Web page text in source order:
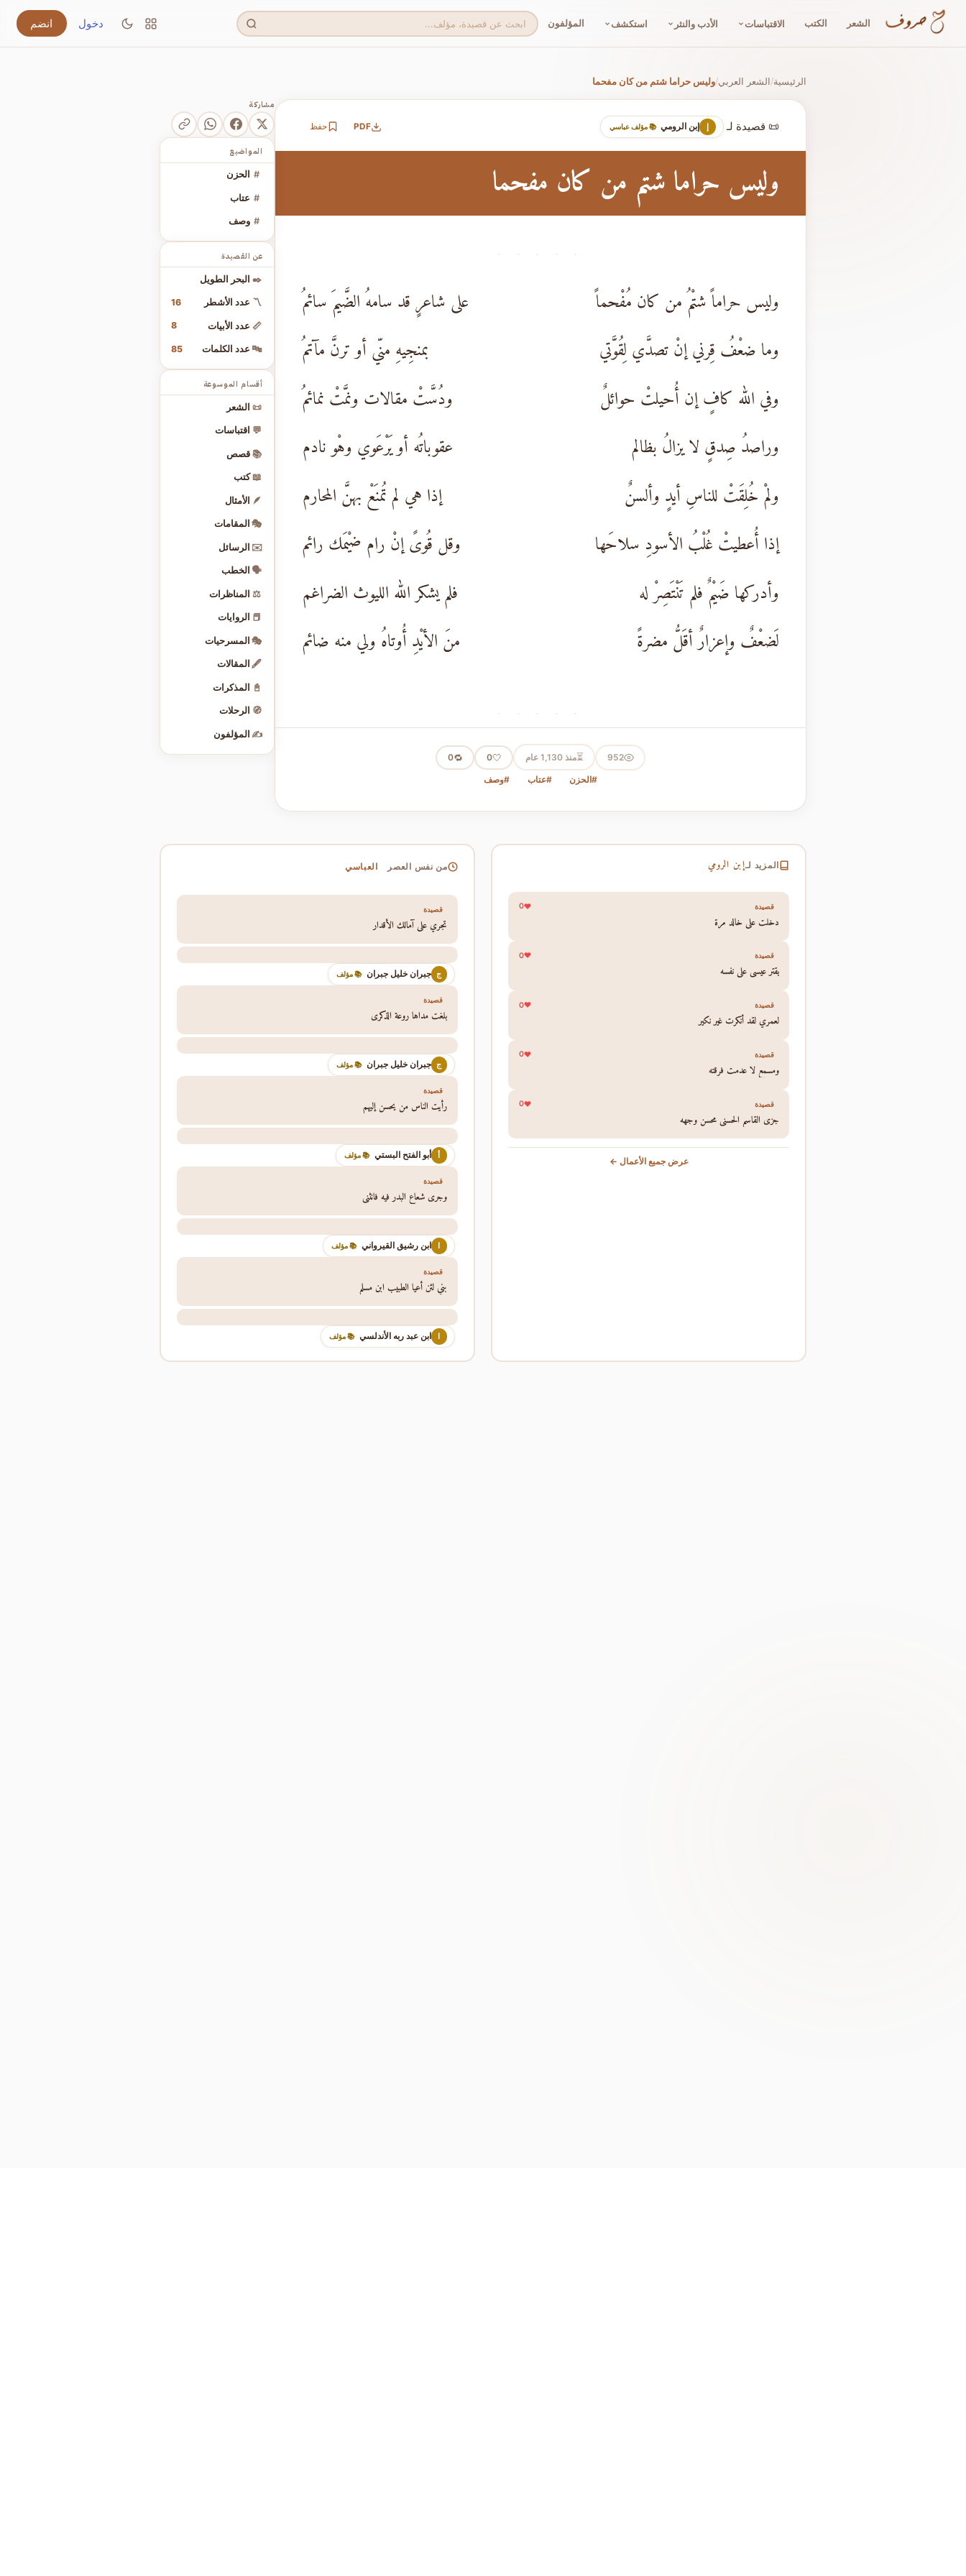
الشعر الكتب الاقتباسات الأدب والنثر استكشف المؤلفون دخول انضم
الرئيسية/الشعر العربي/وليس حراما شتم من كان مفحما
📜 قصيدة لـ إ إبن الرومي 📚 مؤلف عباسي PDF حفظ
وليس حراما شتم من كان مفحما
· · · · ·
وليس حراماً شتْمُ من كان مُفْحماً
على شاعرٍ قد سامهُ الضَّيمَ سائمُ
وما ضعْفُ قِرني إنْ تصدَّي لِقُوَّتي
بمنجِيهِ منّي أو ترنَّ مآتمُ
وفي الله كافٍ إن أُحيلتْ حوائلٌ
ودُسَّتْ مقالات ونمَّتْ نمائمُ
وراصدُ صِدقٍ لا يزالُ بظالم
عقوباتُه أو يَرْعَوي وهْو نادم
ولمْ خُلِقَتْ للناسِ أيدٍ وألسنٌ
إذا هي لم تُمنَعْ بهنَّ المحارم
إذا أُعطيتْ غُلْبُ الأسودِ سلاحَها
وقل قُوىً إنْ رام ضيْمَك رائم
وأدركها ضَيْمٌ فلم تَنْتَصِرْ له
فلم يشكر الله الليوث الضراغم
لَضعْفٌ وإعزارٌ أقَلُّ مضرةً
منَ الأيْدِ أُوتاهُ ولي منه ضائم
· · · · ·
952
⏳منذ 1,130 عام 🤍
0
🔁
0
#الحزن #عتاب #وصف
مشاركة
المواضيع
# الحزن
# عتاب
# وصف
عن القصيدة
✒️ البحر الطويل
〽️ عدد الأشطر 16
📏 عدد الأبيات 8
🔤 عدد الكلمات 85
أقسام الموسوعة
📜 الشعر
💬 اقتباسات
📚 قصص
📖 كتب
🪶 الأمثال
🎭 المقامات
✉️ الرسائل
🗣️ الخطب
⚖️ المناظرات
📕 الروايات
🎭 المسرحيات
🖋️ المقالات
📓 المذكرات
🧭 الرحلات
✍️ المؤلفون
المزيد لـإبن الرومي
قصيدة 0
دخلت على خالد مرة
قصيدة 0
يقتر عيسى على نفسه
قصيدة 0
لعمري لقد أنكرت غير نكير
قصيدة 0
ومسمع لا عدمت فرقته
قصيدة 0
جزى القاسم الحسنى محسن وجهه
عرض جميع الأعمال ←
من نفس العصر العباسي
قصيدة
تجري على آمالك الأقدار
ج جبران خليل جبران 📚 مؤلف
قصيدة
بلغت مداها روعة الذكرى
ج جبران خليل جبران 📚 مؤلف
قصيدة
رأيت الناس من يحسن إليهم
أ أبو الفتح البستي 📚 مؤلف
قصيدة
وجرى شعاع البدر فيه فانثنى
ا ابن رشيق القيرواني 📚 مؤلف
قصيدة
بني لئن أعيا الطبيب ابن مسلم
ا ابن عبد ربه الأندلسي 📚 مؤلف